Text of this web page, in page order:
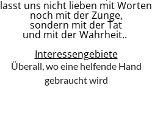
lasst uns nicht lieben mit Worten
noch mit der Zunge,
sondern mit der Tat
und mit der Wahrheit..
Interessengebiete
Überall, wo eine helfende Hand
gebraucht wird